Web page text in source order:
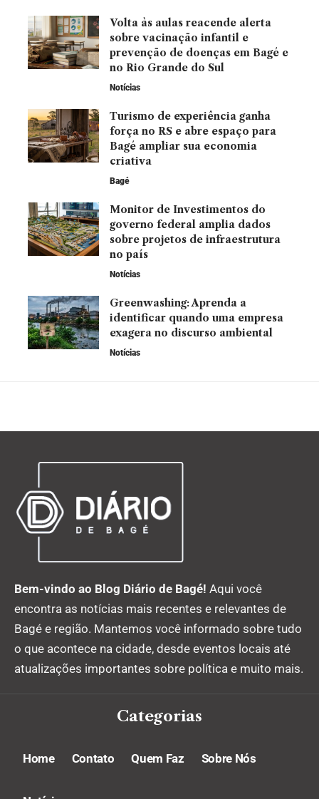
Volta às aulas reacende alerta
sobre vacinação infantil e
prevenção de doenças em Bagé e
no Rio Grande do Sul
Notícias
Turismo de experiência ganha
força no RS e abre espaço para
Bagé ampliar sua economia
criativa
Bagé
Monitor de Investimentos do
governo federal amplia dados
sobre projetos de infraestrutura
no país
Notícias
Greenwashing: Aprenda a
identificar quando uma empresa
exagera no discurso ambiental
Notícias
Bem-vindo ao Blog Diário de Bagé! Aqui você
encontra as notícias mais recentes e relevantes de
Bagé e região. Mantemos você informado sobre tudo
o que acontece na cidade, desde eventos locais até
atualizações importantes sobre política e muito mais.
Categorias
Home Contato Quem Faz Sobre Nós